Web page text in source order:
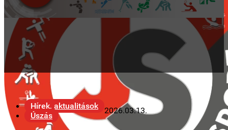
Hírek, aktualitások
Úszás
2026.03.13.